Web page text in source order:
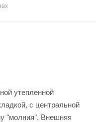
утепленной
с центральной
"молния". Внешняя